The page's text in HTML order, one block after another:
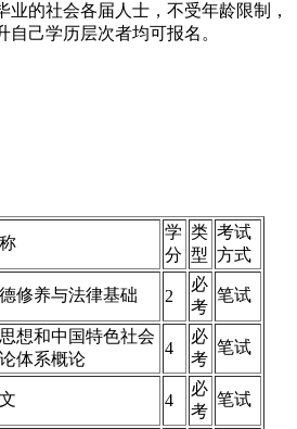
业的社会各届人士，不受年龄限制，
己学历层次者均可报名。
学
分
类
型
考试
方式
修养与法律基础 2
必
考
笔试
想和中国特色社会
体系概论
4
必
考
笔试
4
必
考
笔试